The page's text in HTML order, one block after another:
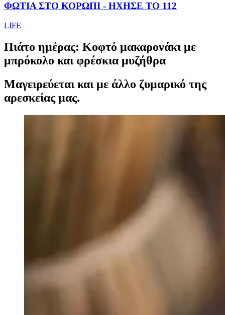
ΦΩΤΙΑ ΣΤΟ ΚΟΡΩΠΙ - ΗΧΗΣΕ ΤΟ 112
LIFE
Πιάτο ημέρας: Κοφτό μακαρονάκι με
μπρόκολο και φρέσκια μυζήθρα
Μαγειρεύεται και με άλλο ζυμαρικό της
αρεσκείας μας.